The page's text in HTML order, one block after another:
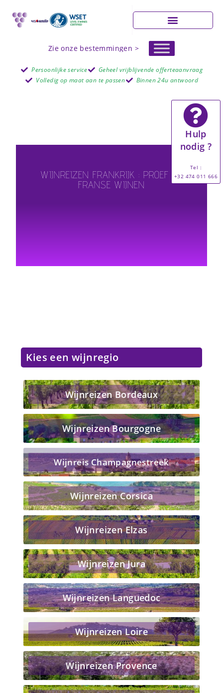
Zie onze bestemmingen >
Persoonlijke service
Geheel vrijblijvende offerteaanvraag
Volledig op maat aan te passen
Binnen 24u antwoord
WIJNREIZEN FRANKRIJK : PROEF DE
FRANSE WIJNEN
Hulp
nodig ?
Tel :
+32 474 011 666
Kies een wijnregio
Wijnreizen Bordeaux
Wijnreizen Bourgogne
Wijnreis Champagnestreek
Wijnreizen Corsica
Wijnreizen Elzas
Wijnreizen Jura
Wijnreizen Languedoc
Wijnreizen Loire
Wijnreizen Provence